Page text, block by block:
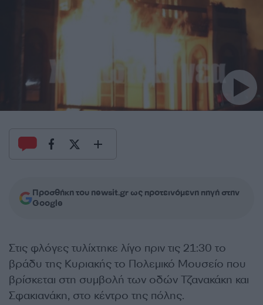
Προσθήκη του newsit.gr ως προτεινόμενη πηγή στην
Google
Στις φλόγες τυλίχτηκε λίγο πριν τις 21:30 το
βράδυ της Κυριακής το Πολεμικό Μουσείο που
βρίσκεται στη συμβολή των οδών Τζανακάκη και
Σφακιανάκη, στο κέντρο της πόλης.